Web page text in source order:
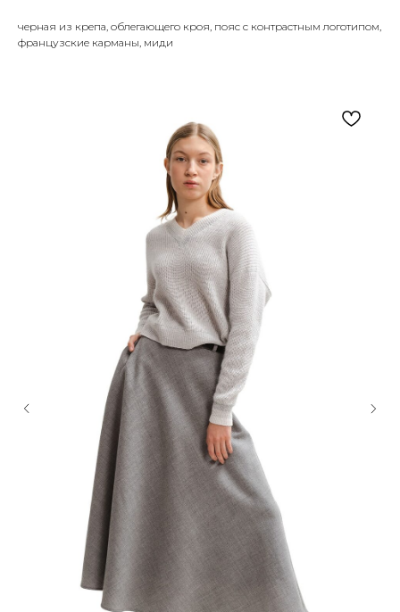
черная из крепа, облегающего кроя, пояс с контрастным логотипом,
французские карманы, миди